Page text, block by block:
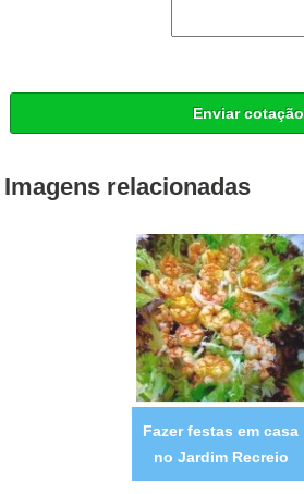
Enviar cotação
Imagens relacionadas
Fazer festas em casa
no Jardim Recreio